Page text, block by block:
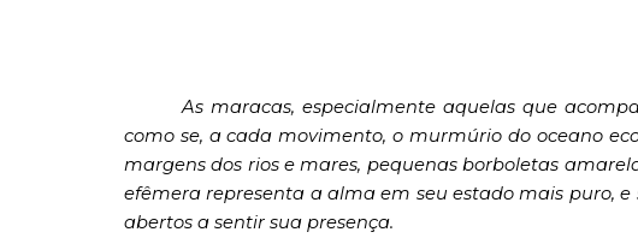
As maracas, especialmente aquelas que
como se, a cada movimento, o murmúrio do oceano
margens dos rios e mares, pequenas borboletas
efêmera representa a alma em seu estado mais puro,
abertos a sentir sua presença.